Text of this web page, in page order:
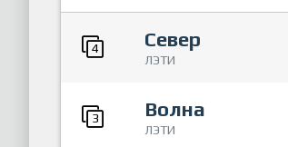
4 Север
ЛЭТИ
3 Волна
ЛЭТИ